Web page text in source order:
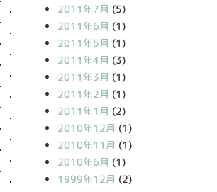
2011年7月 (5)
2011年6月 (1)
2011年5月 (1)
2011年4月 (3)
2011年3月 (1)
2011年2月 (1)
2011年1月 (2)
2010年12月 (1)
2010年11月 (1)
2010年6月 (1)
1999年12月 (2)